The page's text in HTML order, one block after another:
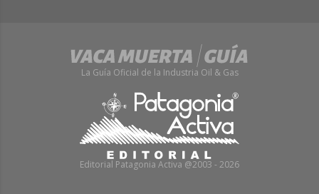
La Guía Oficial de la Industria Oil & Gas
Editorial Patagonia Activa @2003 - 2026